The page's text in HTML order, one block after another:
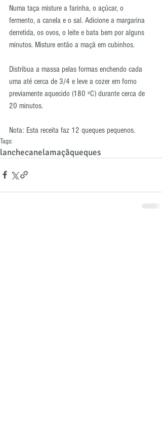
Numa taça misture a farinha, o açúcar, o
fermento, a canela e o sal. Adicione a margarina
derretida, os ovos, o leite e bata bem por alguns
minutos. Misture então a maçã em cubinhos.
Distribua a massa pelas formas enchendo cada
uma até cerca de 3/4 e leve a cozer em forno
previamente aquecido (180 ºC) durante cerca de
20 minutos.
Nota: Esta receita faz 12 queques pequenos.
Tags:
lanchecanelamaçãqueques